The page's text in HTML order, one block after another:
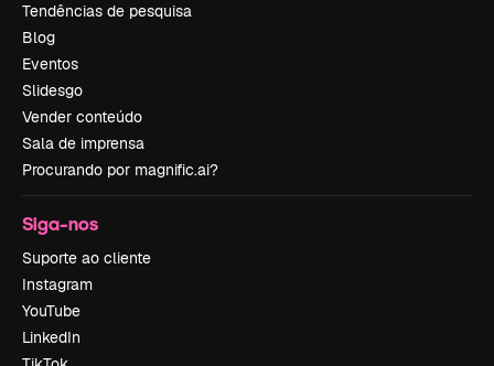
Tendências de pesquisa
Blog
Eventos
Slidesgo
Vender conteúdo
Sala de imprensa
Procurando por magnific.ai?
Siga-nos
Suporte ao cliente
Instagram
YouTube
LinkedIn